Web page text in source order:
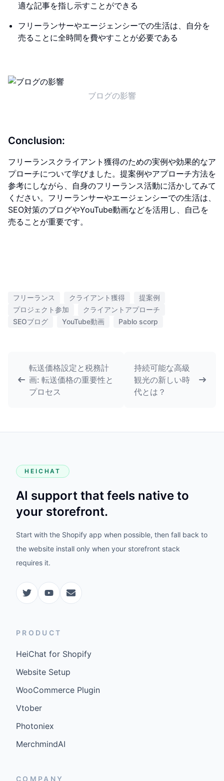
適な記事を指し示すことができる
フリーランサーやエージェンシーでの生活は、自分を
売ることに全時間を費やすことが必要である
ブログの影響
Conclusion:
フリーランスクライアント獲得のための実例や効果的なア
プローチについて学びました。提案例やアプローチ方法を
参考にしながら、自身のフリーランス活動に活かしてみて
ください。フリーランサーやエージェンシーでの生活は、
SEO対策のブログやYouTube動画などを活用し、自己を
売ることが重要です。
フリーランス クライアント獲得
提案例
プロジェクト参加
クライアントアプローチ
SEOブログ
YouTube動画 Pablo scorp
転送価格設定と税務計
画: 転送価格の重要性と
プロセス
持続可能な高級
観光の新しい時
代とは？
HEICHAT
AI support that feels native to
your storefront.
Start with the Shopify app when possible, then fall back to
the website install only when your storefront stack
requires it.
PRODUCT
HeiChat for Shopify
Website Setup
WooCommerce Plugin
Vtober
Photoniex
MerchmindAI
COMPANY